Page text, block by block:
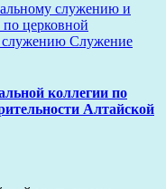
служению и
церковной
служению Служение
коллегии по
Алтайской